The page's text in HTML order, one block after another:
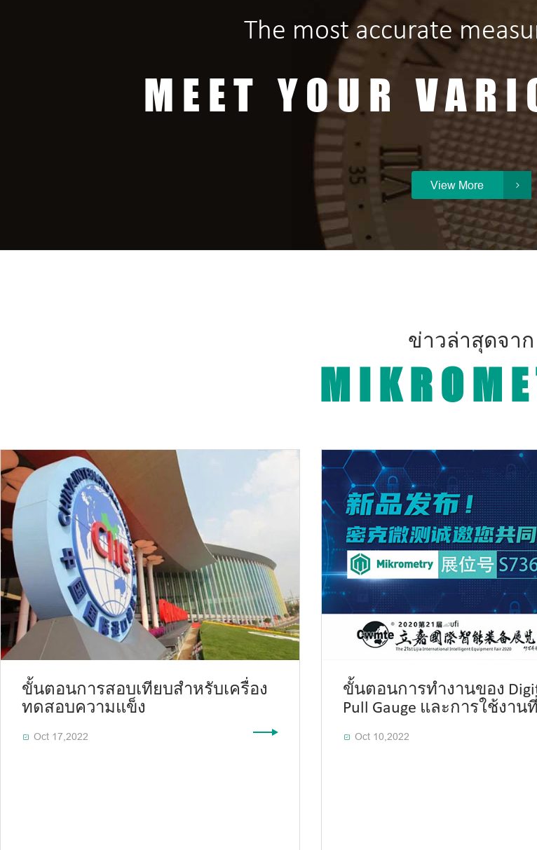
The most accurate
MEET YOUR
View More 
ข่าวล่าสุดจาก
ขั้นตอนการสอบเทียบสำหรับเครื่อง
ทดสอบความแข็ง
 Oct 17,2022
ขั้นตอนการทำงานของ
Pull Gauge และการใช้งาน
 Oct 10,2022